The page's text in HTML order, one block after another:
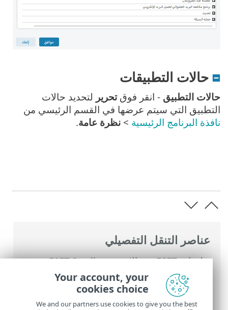
عناصر التنقل التفصيلي
تعليمات ESET عبر الإنترنت >
ESET Small
Business Security
>
التعامل مع ESET Small
Business Security
>الإعداد المتقدم
الإعلامات
حالات التطبيقات
حالات التطبيق - انقر فوقتحرير لتحديد حالات
التطبيق التي سيتم عرضها في القسم الرئيسي من
نافذة البرنامج الرئيسية > نظرة عامة.
Your account, your
cookies choice
We and our partners use cookies to give you the best